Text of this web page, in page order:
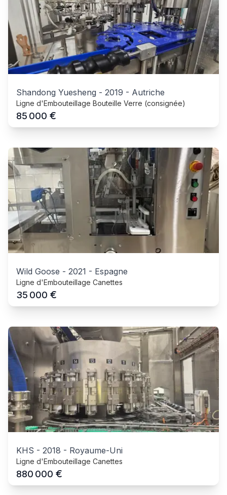
Shandong Yuesheng - 2019 - Autriche
Ligne d'Embouteillage Bouteille Verre (consignée)
85 000 €
Wild Goose - 2021 - Espagne
Ligne d'Embouteillage Canettes
35 000 €
KHS - 2018 - Royaume-Uni
Ligne d'Embouteillage Canettes
880 000 €